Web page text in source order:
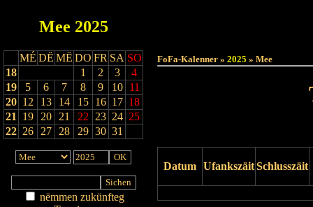
Mee 2025
MÉ DË MË DO FR SA SO
18
1 2 3
4
19
5 6 7 8 9 10
11
20 12 13 14 15 16 17 18
21
19 20 21 22 23 24 25
22 26 27 28 29 30 31
nëmmen zukünfteg
FoFa-Kalenner » 2025 » Mee
Datum UfankszäitSchlusszäit